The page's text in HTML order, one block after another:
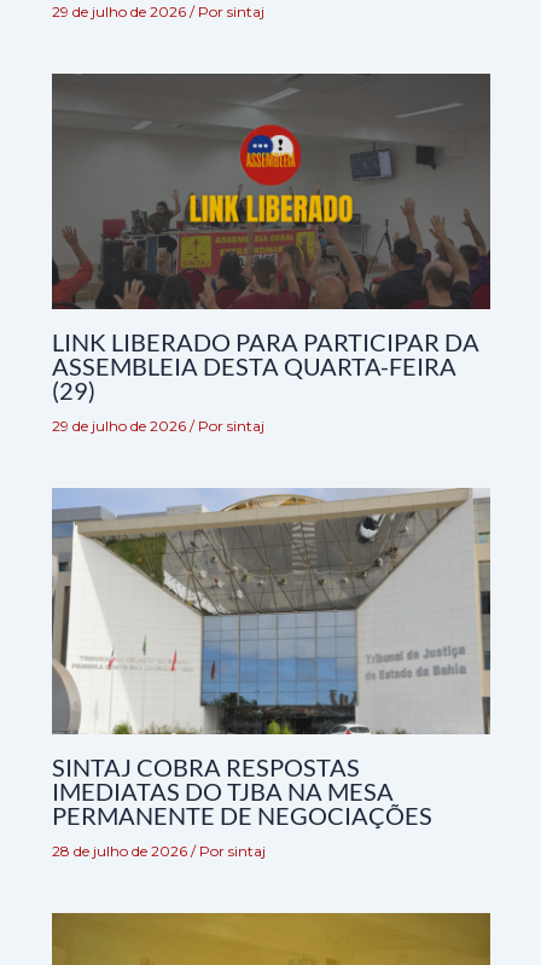
29 de julho de 2026 / Por sintaj
LINK LIBERADO PARA PARTICIPAR DA
ASSEMBLEIA DESTA QUARTA-FEIRA
(29)
29 de julho de 2026 / Por sintaj
SINTAJ COBRA RESPOSTAS
IMEDIATAS DO TJBA NA MESA
PERMANENTE DE NEGOCIAÇÕES
28 de julho de 2026 / Por sintaj